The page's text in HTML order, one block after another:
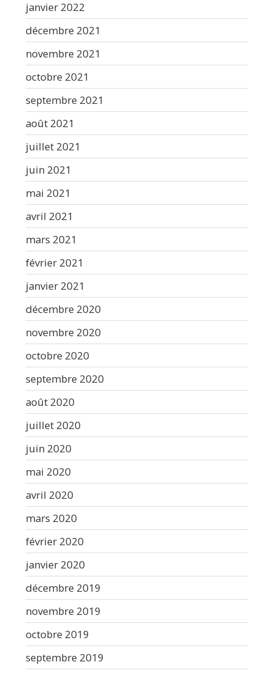
janvier 2022
décembre 2021
novembre 2021
octobre 2021
septembre 2021
août 2021
juillet 2021
juin 2021
mai 2021
avril 2021
mars 2021
février 2021
janvier 2021
décembre 2020
novembre 2020
octobre 2020
septembre 2020
août 2020
juillet 2020
juin 2020
mai 2020
avril 2020
mars 2020
février 2020
janvier 2020
décembre 2019
novembre 2019
octobre 2019
septembre 2019